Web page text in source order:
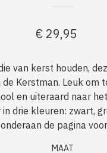
€ 29,95
van kerst houden,
Kerstman. Leuk om
en uiteraard naar
drie kleuren: zwart,
de pagina
MAAT